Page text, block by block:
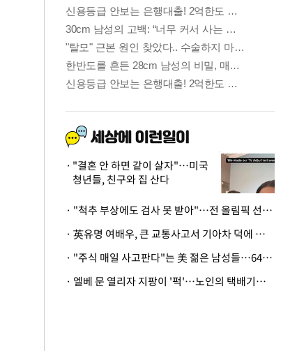
"결혼 안 하면 같이 살자"…미국
청년들, 친구와 집 산다
· "척추 부상에도 검사 못 받아"…전 올림픽 선수, 美봅슬레이협회 상대 소송
· 英유명 여배우, 큰 교통사고서 기아차 덕에 살았다
· "주식 매일 사고판다"는 美 젊은 남성들…64%가 "나는 인생의 패배자“
· 엘베 문 열리자 지팡이 '퍽'…노인의 택배기사 폭행 이유